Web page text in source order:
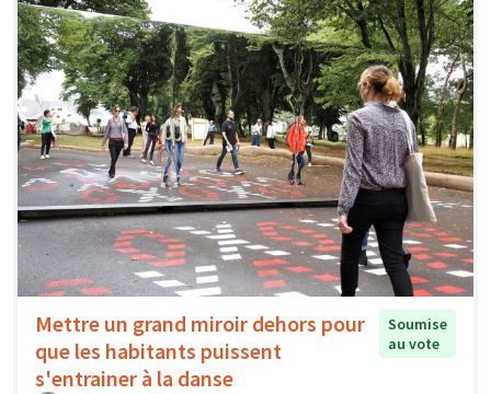
Mettre un grand miroir dehors pour
que les habitants puissent
s'entrainer à la danse
Soumise
au vote